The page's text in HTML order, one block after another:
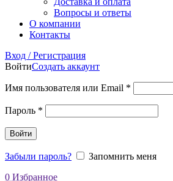
Вопросы и ответы
О компании
Контакты
Вход / Регистрация
ВойтиСоздать аккаунт
Имя пользователя или Email *
Пароль *
Войти
Забыли пароль?
Запомнить меня
0 Избранное